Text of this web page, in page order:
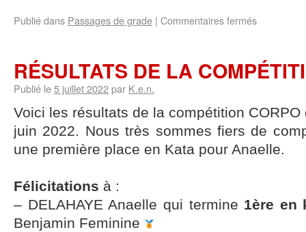
Publié dans Passages de grade | Commentaires fermés
RÉSULTATS DE LA
Publié le5 juillet 2022par K.e.n.
Voici les résultats de la compétition CORPO
juin 2022. Nous très sommes fiers de
une première place en Kata pour Anaelle.
Félicitations à :
– DELAHAYE Anaelle qui termine 1ère en
Benjamin Feminine